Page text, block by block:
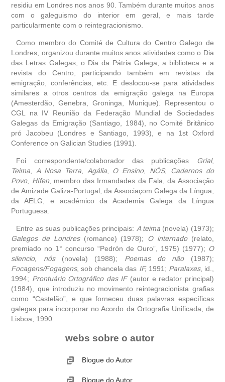
residiu em Londres nos anos 90. Também durante muitos anos
com o galeguismo do interior em geral, e mais tarde
particularmente com o reintegracionismo.
Como membro do Comité de Cultura do Centro Galego de
Londres, organizou durante muitos anos atividades como o Dia
das Letras Galegas, o Dia da Pátria Galega, a biblioteca e a
revista do Centro, participando também em revistas da
emigração, conferências, etc. E deslocou-se para atividades
similares a otros centros da emigração galega na Europa
(Amesterdão, Genebra, Groninga, Munique). Representou o
CGL na IV Reunião da Federação Mundial de Sociedades
Galegas da Emigração (Santiago, 1984), no Comité Britânico
pró Jacobeu (Londres e Santiago, 1993), e na 1st Oxford
Conference on Galician Studies (1991).
Foi correspondente/colaborador das publicações Grial,
Teima
A Nosa Terra, Agália, O Ensino, NÓS, Cadernos do
Povo, Hífen, membro das Irmandades da Fala, da Associação
de Amizade Galiza-Portugal, da Associaçom Galega da Língua,
da AELG, e académico da Academia Galega da Língua
Portuguesa.
Entre as suas publicações principais: A teima (novela) (1973);
Galegos de Londres (romance) (1978); O internado(relato,
premiado no 1° concurso “Pedrón de Ouro”, 1975) (1977); O
silencio, nós(novela) (1988); Poemas do não(1987);
Focagens/Fogagens, sob chancela das IF,1991; Paralaxes, id.,
1994; Prontuário Ortográfico das IF(autor e redator principal)
(1984), que introduziu no movimento reintegracionista grafias
como “Castelão”, e que forneceu duas palavras específicas
galegas para incorporar no Acordo da Ortografia Unificada, de
Lisboa, 1990.
webs sobre o autor
Blogue do Autor
Blogue do Autor